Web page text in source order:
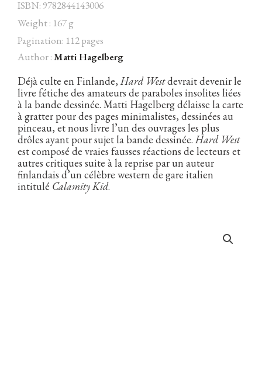
Facebook Instagram
ISBN: 9782844143006
Weight : 167 g
Pagination: 112 pages
Author :Matti Hagelberg
Déjà culte en Finlande,Hard Westdevrait devenir le
livre fétiche des amateurs de paraboles insolites liées
à la bande dessinée. Matti Hagelberg délaisse la carte
à gratter pour des pages minimalistes, dessinées au
pinceau, et nous livre l’un des ouvrages les plus
drôles ayant pour sujet la bande dessinée.Hard West
est composé de vraies fausses réactions de lecteurs et
autres critiques suite à la reprise par un auteur
finlandais d’un célèbre western de gare italien
intitulé Calamity Kid.